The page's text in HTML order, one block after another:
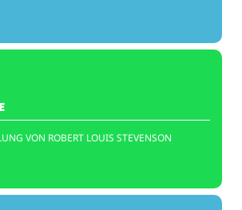
VON ROBERT LOUIS STEVENSON